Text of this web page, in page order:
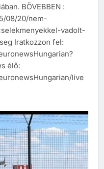
BŐVEBBEN :
08/20/nem-
vadolt-
Iratkozzon fel:
élő:
live